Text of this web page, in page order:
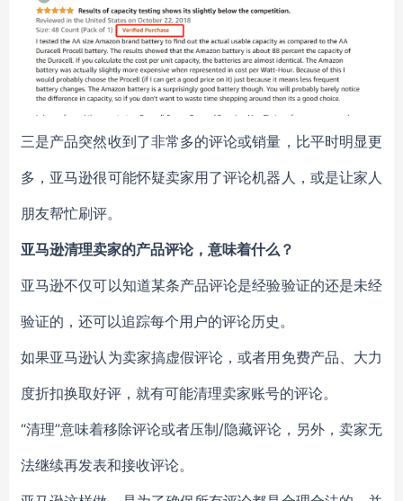
三是产品突然收到了非常多的评论或销量，比平时明显更
多，亚马逊很可能怀疑卖家用了评论机器人，或是让家人
朋友帮忙刷评。
亚马逊清理卖家的产品评论，意味着什么？
亚马逊不仅可以知道某条产品评论是经验验证的还是未经
验证的，还可以追踪每个用户的评论历史。
如果亚马逊认为卖家搞虚假评论，或者用免费产品、大力
度折扣换取好评，就有可能清理卖家账号的评论。
“清理”意味着移除评论或者压制/隐藏评论，另外，卖家无
法继续再发表和接收评论。